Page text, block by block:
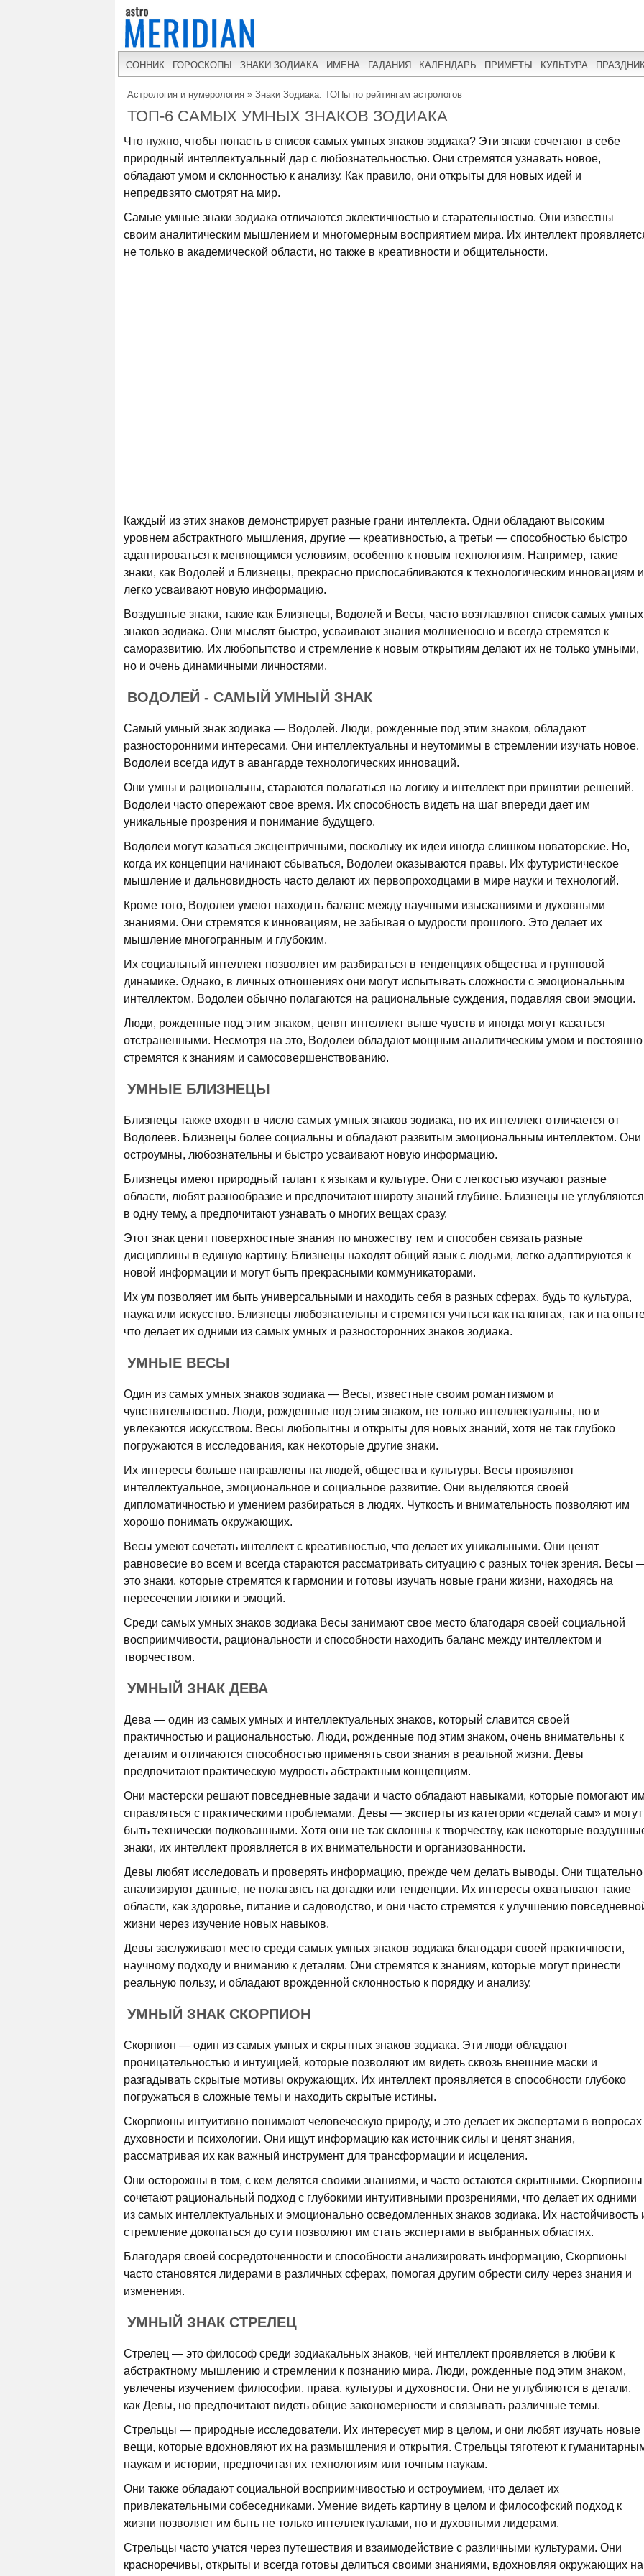
СОННИК ГОРОСКОПЫ ЗНАКИ ЗОДИАКА ИМЕНА ГАДАНИЯ КАЛЕНДАРЬ ПРИМЕТЫ КУЛЬТУРА
Астрология и нумерология » Знаки Зодиака: ТОПы по рейтингам астрологов
ТОП-6 САМЫХ УМНЫХ ЗНАКОВ ЗОДИАКА
Что нужно, чтобы попасть в список самых умных знаков зодиака? Эти знаки сочетают в себе
природный интеллектуальный дар с любознательностью. Они стремятся узнавать новое,
обладают умом и склонностью к анализу. Как правило, они открыты для новых идей и
непредвзято смотрят на мир.
Самые умные знаки зодиака отличаются эклектичностью и старательностью. Они известны
своим аналитическим мышлением и многомерным восприятием мира. Их интеллект
не только в академической области, но также в креативности и общительности.
Каждый из этих знаков демонстрирует разные грани интеллекта. Одни обладают высоким
уровнем абстрактного мышления, другие — креативностью, а третьи — способностью быстро
адаптироваться к меняющимся условиям, особенно к новым технологиям. Например, такие
знаки, как Водолей и Близнецы, прекрасно приспосабливаются к технологическим инновациям и
легко усваивают новую информацию.
Воздушные знаки, такие как Близнецы, Водолей и Весы, часто возглавляют список самых умных
знаков зодиака. Они мыслят быстро, усваивают знания молниеносно и всегда стремятся к
саморазвитию. Их любопытство и стремление к новым открытиям делают их не только умными,
но и очень динамичными личностями.
ВОДОЛЕЙ - САМЫЙ УМНЫЙ ЗНАК
Самый умный знак зодиака — Водолей. Люди, рожденные под этим знаком, обладают
разносторонними интересами. Они интеллектуальны и неутомимы в стремлении изучать новое.
Водолеи всегда идут в авангарде технологических инноваций.
Они умны и рациональны, стараются полагаться на логику и интеллект при принятии решений.
Водолеи часто опережают свое время. Их способность видеть на шаг впереди дает им
уникальные прозрения и понимание будущего.
Водолеи могут казаться эксцентричными, поскольку их идеи иногда слишком новаторские. Но,
когда их концепции начинают сбываться, Водолеи оказываются правы. Их футуристическое
мышление и дальновидность часто делают их первопроходцами в мире науки и технологий.
Кроме того, Водолеи умеют находить баланс между научными изысканиями и духовными
знаниями. Они стремятся к инновациям, не забывая о мудрости прошлого. Это делает их
мышление многогранным и глубоким.
Их социальный интеллект позволяет им разбираться в тенденциях общества и групповой
динамике. Однако, в личных отношениях они могут испытывать сложности с эмоциональным
интеллектом. Водолеи обычно полагаются на рациональные суждения, подавляя свои эмоции.
Люди, рожденные под этим знаком, ценят интеллект выше чувств и иногда могут казаться
отстраненными. Несмотря на это, Водолеи обладают мощным аналитическим умом и постоянно
стремятся к знаниям и самосовершенствованию.
УМНЫЕ БЛИЗНЕЦЫ
Близнецы также входят в число самых умных знаков зодиака, но их интеллект отличается от
Водолеев. Близнецы более социальны и обладают развитым эмоциональным интеллектом. Они
остроумны, любознательны и быстро усваивают новую информацию.
Близнецы имеют природный талант к языкам и культуре. Они с легкостью изучают разные
области, любят разнообразие и предпочитают широту знаний глубине. Близнецы не углубляются
в одну тему, а предпочитают узнавать о многих вещах сразу.
Этот знак ценит поверхностные знания по множеству тем и способен связать разные
дисциплины в единую картину. Близнецы находят общий язык с людьми, легко адаптируются к
новой информации и могут быть прекрасными коммуникаторами.
Их ум позволяет им быть универсальными и находить себя в разных сферах, будь то культура,
наука или искусство. Близнецы любознательны и стремятся учиться как на книгах, так и на
что делает их одними из самых умных и разносторонних знаков зодиака.
УМНЫЕ ВЕСЫ
Один из самых умных знаков зодиака — Весы, известные своим романтизмом и
чувствительностью. Люди, рожденные под этим знаком, не только интеллектуальны, но и
увлекаются искусством. Весы любопытны и открыты для новых знаний, хотя не так глубоко
погружаются в исследования, как некоторые другие знаки.
Их интересы больше направлены на людей, общества и культуры. Весы проявляют
интеллектуальное, эмоциональное и социальное развитие. Они выделяются своей
дипломатичностью и умением разбираться в людях. Чуткость и внимательность позволяют им
хорошо понимать окружающих.
Весы умеют сочетать интеллект с креативностью, что делает их уникальными. Они ценят
равновесие во всем и всегда стараются рассматривать ситуацию с разных точек зрения. Весы
это знаки, которые стремятся к гармонии и готовы изучать новые грани жизни, находясь на
пересечении логики и эмоций.
Среди самых умных знаков зодиака Весы занимают свое место благодаря своей социальной
восприимчивости, рациональности и способности находить баланс между интеллектом и
творчеством.
УМНЫЙ ЗНАК ДЕВА
Дева — один из самых умных и интеллектуальных знаков, который славится своей
практичностью и рациональностью. Люди, рожденные под этим знаком, очень внимательны к
деталям и отличаются способностью применять свои знания в реальной жизни. Девы
предпочитают практическую мудрость абстрактным концепциям.
Они мастерски решают повседневные задачи и часто обладают навыками, которые помогают
справляться с практическими проблемами. Девы — эксперты из категории «сделай сам» и могут
быть технически подкованными. Хотя они не так склонны к творчеству, как некоторые
знаки, их интеллект проявляется в их внимательности и организованности.
Девы любят исследовать и проверять информацию, прежде чем делать выводы. Они тщательно
анализируют данные, не полагаясь на догадки или тенденции. Их интересы охватывают такие
области, как здоровье, питание и садоводство, и они часто стремятся к улучшению
жизни через изучение новых навыков.
Девы заслуживают место среди самых умных знаков зодиака благодаря своей практичности,
научному подходу и вниманию к деталям. Они стремятся к знаниям, которые могут принести
реальную пользу, и обладают врожденной склонностью к порядку и анализу.
УМНЫЙ ЗНАК СКОРПИОН
Скорпион — один из самых умных и скрытных знаков зодиака. Эти люди обладают
проницательностью и интуицией, которые позволяют им видеть сквозь внешние маски и
разгадывать скрытые мотивы окружающих. Их интеллект проявляется в способности глубоко
погружаться в сложные темы и находить скрытые истины.
Скорпионы интуитивно понимают человеческую природу, и это делает их экспертами в вопросах
духовности и психологии. Они ищут информацию как источник силы и ценят знания,
рассматривая их как важный инструмент для трансформации и исцеления.
Они осторожны в том, с кем делятся своими знаниями, и часто остаются скрытными. Скорпионы
сочетают рациональный подход с глубокими интуитивными прозрениями, что делает их одними
из самых интеллектуальных и эмоционально осведомленных знаков зодиака. Их настойчивость
стремление докопаться до сути позволяют им стать экспертами в выбранных областях.
Благодаря своей сосредоточенности и способности анализировать информацию, Скорпионы
часто становятся лидерами в различных сферах, помогая другим обрести силу через знания и
изменения.
УМНЫЙ ЗНАК СТРЕЛЕЦ
Стрелец — это философ среди зодиакальных знаков, чей интеллект проявляется в любви к
абстрактному мышлению и стремлении к познанию мира. Люди, рожденные под этим знаком,
увлечены изучением философии, права, культуры и духовности. Они не углубляются в детали,
как Девы, но предпочитают видеть общие закономерности и связывать различные темы.
Стрельцы — природные исследователи. Их интересует мир в целом, и они любят изучать новые
вещи, которые вдохновляют их на размышления и открытия. Стрельцы тяготеют к
наукам и истории, предпочитая их технологиям или точным наукам.
Они также обладают социальной восприимчивостью и остроумием, что делает их
привлекательными собеседниками. Умение видеть картину в целом и философский подход к
жизни позволяет им быть не только интеллектуалами, но и духовными лидерами.
Стрельцы часто учатся через путешествия и взаимодействие с различными культурами. Они
красноречивы, открыты и всегда готовы делиться своими знаниями, вдохновляя окружающих на